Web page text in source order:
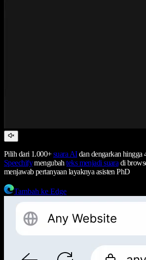
Pilih dari 1.000+suara AIdan dengarkan hingga
Speechifymengubahteks menjadi suara di
menjawab pertanyaan layaknya asisten PhD
Tambah ke Edge